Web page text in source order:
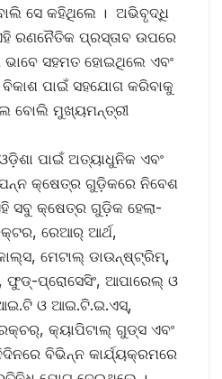
ସେ କହିଥିଲେ । ଅଭିବୃଦ୍ଧି
ରଣନୈତିକ ପ୍ରସ୍ତାବ ଉପରେ
ସହମତ ହୋଇଥିଲେ ଏବଂ
ପାଇଁ ସହଯୋଗ କରିବାକୁ
ବୋଲି ମୁଖ୍ୟମନ୍ତ୍ରୀ
ପାଇଁ ଅତ୍ୟାଧୁନିକ ଏବଂ
କ୍ଷେତ୍ର ଗୁଡ଼ିକରେ ନିବେଶ
ସବୁ କ୍ଷେତ୍ର ଗୁଡ଼ିକ ହେଲା-
ରେଆର୍‌ ଆର୍ଥ,
ମେଟାଲ୍ ଡାଉନ୍‌ଷ୍ଟ୍ରିମ୍,
ଫୁଡ୍‌-ପ୍ରୋସେସିଂ, ଆପାରେଲ୍‌ ଓ
ଓ ଆଇ.ଟି.ଇ.ଏସ୍,
କ୍ୟାପିଟାଲ୍ ଗୁଡ୍‌ସ ଏବଂ
ବିଭିନ୍ନ କାର୍ଯ୍ୟକ୍ରମରେ